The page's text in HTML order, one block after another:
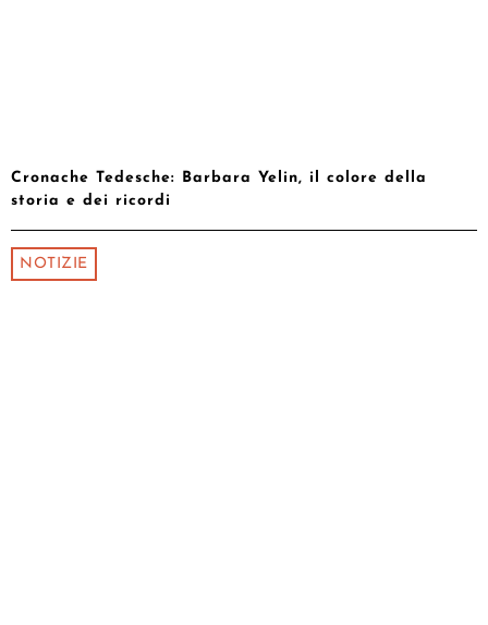
Cronache Tedesche: Barbara Yelin, il colore della
storia e dei ricordi
NOTIZIE